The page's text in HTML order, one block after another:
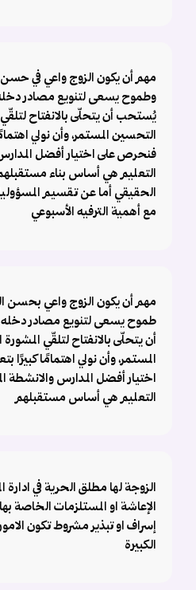
مهم أن يكون الزوج واعي في حسن
وطموح يسعى لتنويع مصادر دخله
يُستحب أن يتحلّى بالانفتاح
التحسين المستمر، وأن نولي
فنحرص على اختيار أفضل المدارس
التعليم هي أساس بناء
الحقيقي أما عن تقسيم
مع أهمية الترفيه الأسبوعي
مهم أن يكون الزوج واعي بحسن
طموح يسعى لتنويع مصادر
أن يتحلّى بالانفتاح لتلقّي
المستمر، وأن نولي اهتمامًا كبيرًا
اختيار أفضل المدارس والانشطة
التعليم هي أساس مستقبلهم
الزوجة لها مطلق الحرية في
الإعاشة او المستلزمات الخاصة
إسراف او تبذير مشروط تكون
الكبيرة